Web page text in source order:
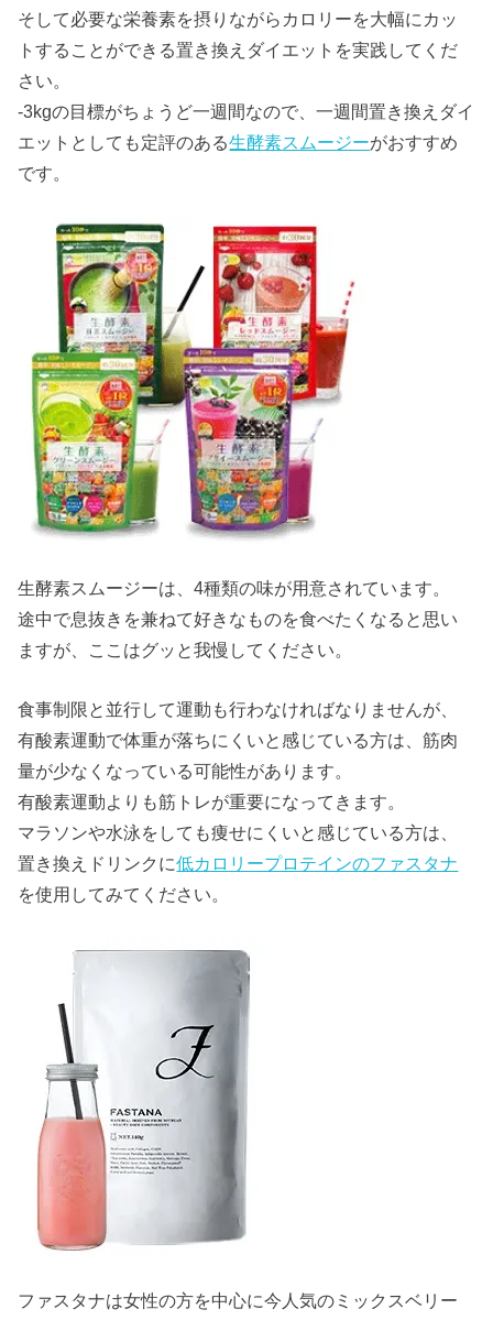
そして必要な栄養素を摂りながらカロリーを大幅にカッ
トすることができる置き換えダイエットを実践してくだ
さい。
-3kgの目標がちょうど一週間なので、一週間置き換えダイ
エットとしても定評のある生酵素スムージーがおすすめ
です。
生酵素スムージーは、4種類の味が用意されています。
途中で息抜きを兼ねて好きなものを食べたくなると思い
ますが、ここはグッと我慢してください。
食事制限と並行して運動も行わなければなりませんが、
有酸素運動で体重が落ちにくいと感じている方は、筋肉
量が少なくなっている可能性があります。
有酸素運動よりも筋トレが重要になってきます。
マラソンや水泳をしても痩せにくいと感じている方は、
置き換えドリンクに低カロリープロテインのファスタナ
を使用してみてください。
ファスタナは女性の方を中心に今人気のミックスベリー